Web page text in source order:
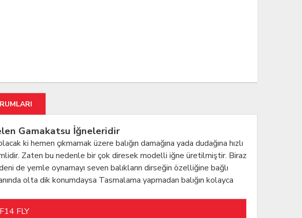
Gamakatsu İğneleridir
ki hemen çıkmamak üzere balığın damağına yada dudağına hızlı
Zaten bu nedenle bir çok diresek modelli iğne üretilmiştir. Biraz
de yemle oynamayı seven balıkların dirseğin özelliğine bağlı
olta dik konumdaysa Tasmalama yapmadan balığın kolayca
F14 FLY